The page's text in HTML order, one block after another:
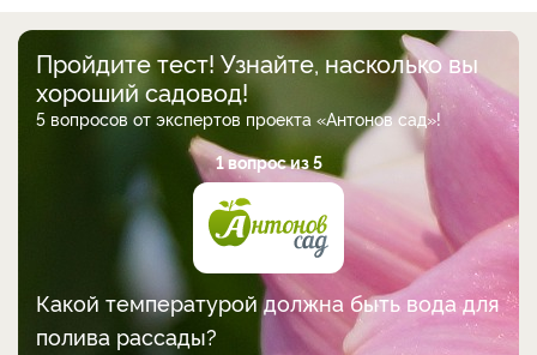
Пройдите тест! Узнайте, насколько вы
хороший садовод!
5 вопросов от экспертов проекта «Антонов сад»!
1 вопрос из 5
Какой температурой должна быть вода для
полива рассады?